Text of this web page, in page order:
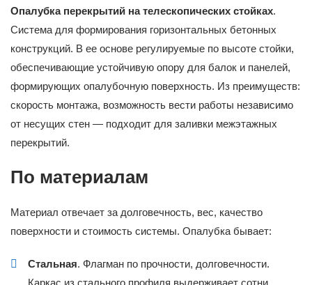
Опалубка перекрытий на телескопических стойках.
Система для формирования горизонтальных бетонных
конструкций. В ее основе регулируемые по высоте стойки,
обеспечивающие устойчивую опору для балок и панелей,
формирующих опалубочную поверхность. Из преимуществ:
скорость монтажа, возможность вести работы независимо
от несущих стен — подходит для заливки межэтажных
перекрытий.
По материалам
Материал отвечает за долговечность, вес, качество
поверхности и стоимость системы. Опалубка бывает:
Стальная. Флагман по прочности, долговечности.
Каркас из стального профиля выдерживает сотни